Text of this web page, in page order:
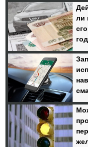
ли